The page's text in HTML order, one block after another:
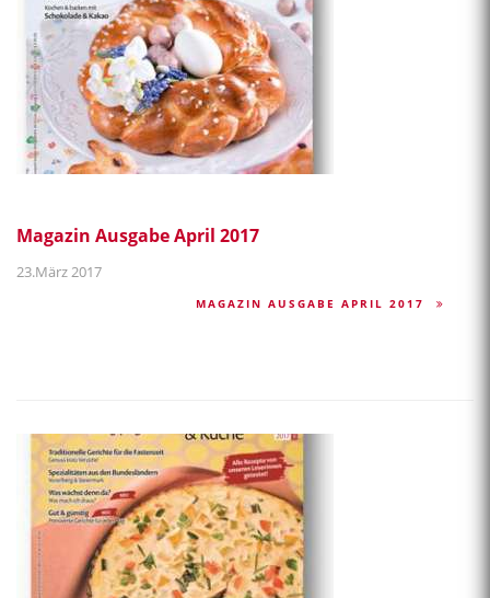
Magazin Ausgabe April 2017
23.März 2017
MAGAZIN AUSGABE APRIL 2017